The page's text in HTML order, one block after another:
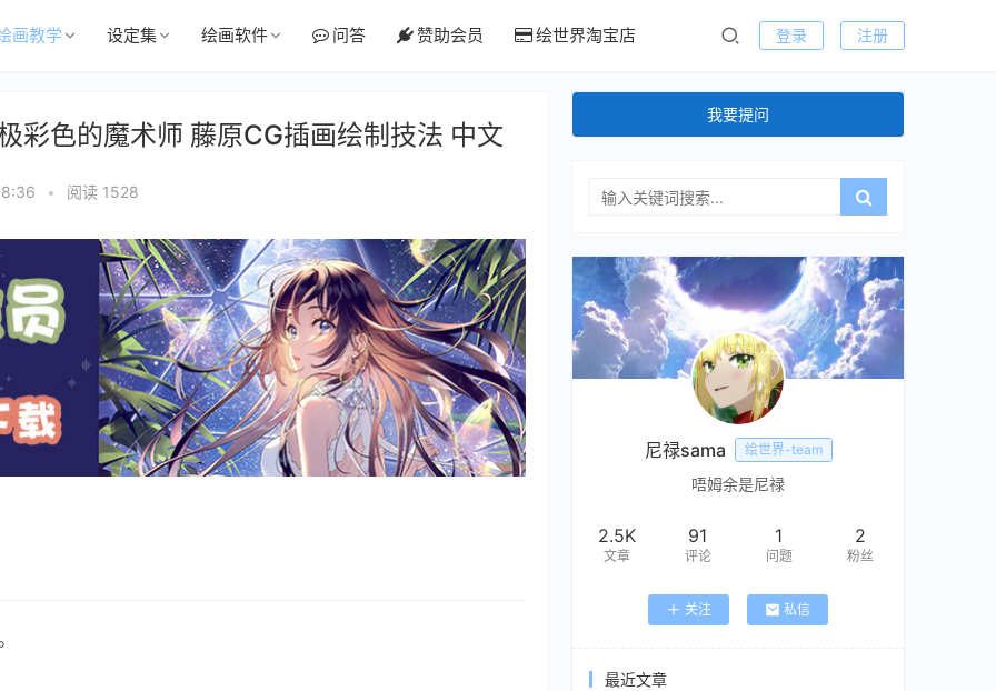
画教学 设定集 绘画软件 问答 赞助会员 绘世界淘宝店 登录 注册
彩色的魔术师 藤原CG插画绘制技法 中文
• 阅读 1528
我要提问
尼禄sama 绘世界-team
唔姆余是尼禄
2.5K
文章
91
评论
1
问题
2
粉丝
关注 私信
最近文章